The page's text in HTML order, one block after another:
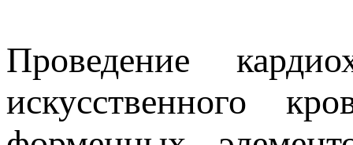
Проведение
искусственного